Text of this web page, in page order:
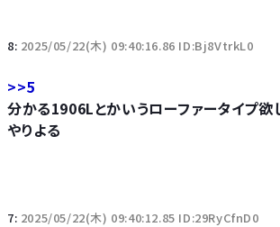
8: 2025/05/22(木) 09:40:16.86 ID:Bj8VtrkL0
>>5
分かる1906Lとかいうローファータイプ
やりよる
7: 2025/05/22(木) 09:40:12.85 ID:29RyCfnD0